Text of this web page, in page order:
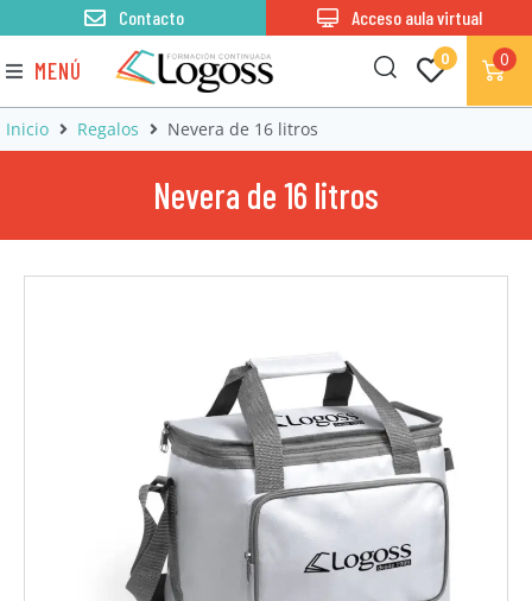
MENÚ 0 0
Contacto Acceso aula virtual
Inicio Regalos Nevera de 16 litros
Nevera de 16 litros